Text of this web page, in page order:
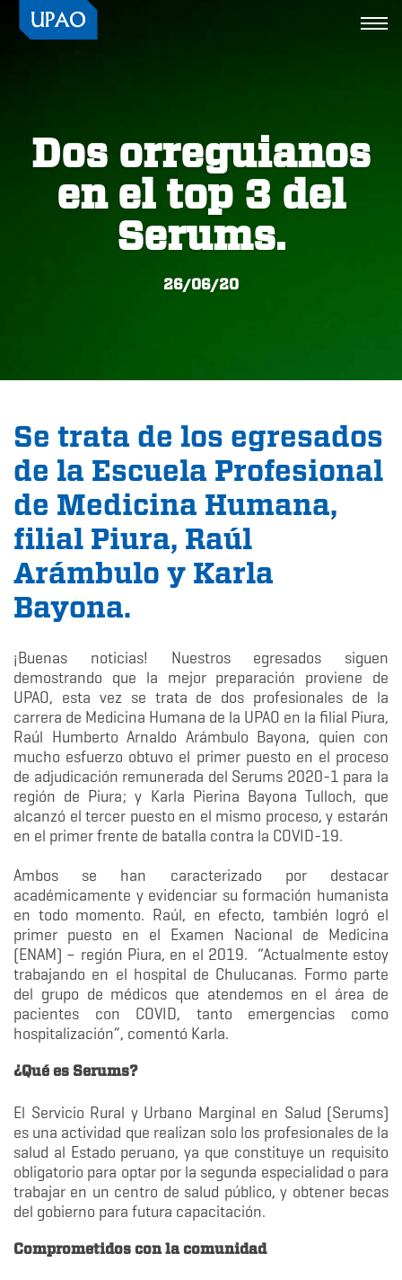
Dos orreguianos
en el top 3 del
Serums.
26/06/20
Se trata de los egresados
de la Escuela Profesional
de Medicina Humana,
filial Piura, Raúl
Arámbulo y Karla
Bayona.
¡Buenas noticias! Nuestros egresados siguen
demostrando que la mejor preparación proviene de
UPAO, esta vez se trata de dos profesionales de la
carrera de Medicina Humana de la UPAO en la filial Piura,
Raúl Humberto Arnaldo Arámbulo Bayona, quien con
mucho esfuerzo obtuvo el primer puesto en el proceso
de adjudicación remunerada del Serums 2020-1 para la
región de Piura; y Karla Pierina Bayona Tulloch, que
alcanzó el tercer puesto en el mismo proceso, y estarán
en el primer frente de batalla contra la COVID-19.
Ambos se han caracterizado por destacar
académicamente y evidenciar su formación humanista
en todo momento. Raúl, en efecto, también logró el
primer puesto en el Examen Nacional de Medicina
(ENAM) – región Piura, en el 2019. “Actualmente estoy
trabajando en el hospital de Chulucanas. Formo parte
del grupo de médicos que atendemos en el área de
pacientes con COVID, tanto emergencias como
hospitalización”, comentó Karla.
¿Qué es Serums?
El Servicio Rural y Urbano Marginal en Salud (Serums)
es una actividad que realizan solo los profesionales de la
salud al Estado peruano, ya que constituye un requisito
obligatorio para optar por la segunda especialidad o para
trabajar en un centro de salud público, y obtener becas
del gobierno para futura capacitación.
Comprometidos con la comunidad